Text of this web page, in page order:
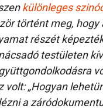
különleges
történt meg,
részét
testületen
„Hogyan
a